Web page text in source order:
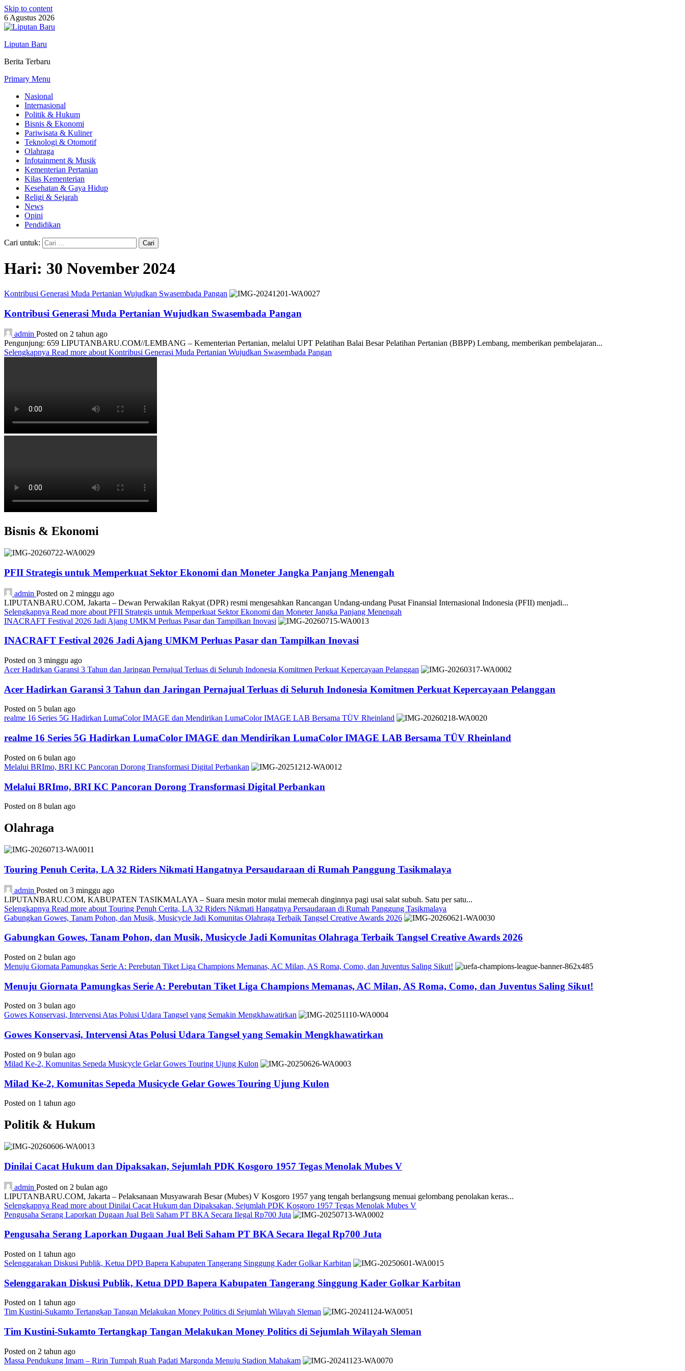
Skip to content
6 Agustus 2026
Liputan Baru
Berita Terbaru
Primary Menu
Nasional
Internasional
Politik & Hukum
Bisnis & Ekonomi
Pariwisata & Kuliner
Teknologi & Otomotif
Olahraga
Infotainment & Musik
Kementerian Pertanian
Kilas Kementerian
Kesehatan & Gaya Hidup
Religi & Sejarah
News
Opini
Pendidikan
Cari untuk:
Hari: 30 November 2024
Kontribusi Generasi Muda Pertanian Wujudkan Swasembada Pangan
Kontribusi Generasi Muda Pertanian Wujudkan Swasembada Pangan
admin Posted on 2 tahun ago
Pengunjung: 659 LIPUTANBARU.COM//LEMBANG – Kementerian Pertanian, melalui UPT Pelatihan Balai Besar Pelatihan Pertanian (BBPP) Lembang, memberikan pembelajaran...
Selengkapnya Read more about Kontribusi Generasi Muda Pertanian Wujudkan Swasembada Pangan
Bisnis & Ekonomi
PFII Strategis untuk Memperkuat Sektor Ekonomi dan Moneter Jangka Panjang Menengah
admin Posted on 2 minggu ago
LIPUTANBARU.COM, Jakarta – Dewan Perwakilan Rakyat (DPR) resmi mengesahkan Rancangan Undang-undang Pusat Finansial Internasional Indonesia (PFII) menjadi...
Selengkapnya Read more about PFII Strategis untuk Memperkuat Sektor Ekonomi dan Moneter Jangka Panjang Menengah
INACRAFT Festival 2026 Jadi Ajang UMKM Perluas Pasar dan Tampilkan Inovasi
INACRAFT Festival 2026 Jadi Ajang UMKM Perluas Pasar dan Tampilkan Inovasi
Posted on 3 minggu ago
Acer Hadirkan Garansi 3 Tahun dan Jaringan Pernajual Terluas di Seluruh Indonesia Komitmen Perkuat Kepercayaan Pelanggan
Acer Hadirkan Garansi 3 Tahun dan Jaringan Pernajual Terluas di Seluruh Indonesia Komitmen Perkuat Kepercayaan Pelanggan
Posted on 5 bulan ago
realme 16 Series 5G Hadirkan LumaColor IMAGE dan Mendirikan LumaColor IMAGE LAB Bersama TÜV Rheinland
realme 16 Series 5G Hadirkan LumaColor IMAGE dan Mendirikan LumaColor IMAGE LAB Bersama TÜV Rheinland
Posted on 6 bulan ago
Melalui BRImo, BRI KC Pancoran Dorong Transformasi Digital Perbankan
Melalui BRImo, BRI KC Pancoran Dorong Transformasi Digital Perbankan
Posted on 8 bulan ago
Olahraga
Touring Penuh Cerita, LA 32 Riders Nikmati Hangatnya Persaudaraan di Rumah Panggung Tasikmalaya
admin Posted on 3 minggu ago
LIPUTANBARU.COM, KABUPATEN TASIKMALAYA – Suara mesin motor mulai memecah dinginnya pagi usai salat subuh. Satu per satu...
Selengkapnya Read more about Touring Penuh Cerita, LA 32 Riders Nikmati Hangatnya Persaudaraan di Rumah Panggung Tasikmalaya
Gabungkan Gowes, Tanam Pohon, dan Musik, Musicycle Jadi Komunitas Olahraga Terbaik Tangsel Creative Awards 2026
Gabungkan Gowes, Tanam Pohon, dan Musik, Musicycle Jadi Komunitas Olahraga Terbaik Tangsel Creative Awards 2026
Posted on 2 bulan ago
Menuju Giornata Pamungkas Serie A: Perebutan Tiket Liga Champions Memanas, AC Milan, AS Roma, Como, dan Juventus Saling Sikut!
Menuju Giornata Pamungkas Serie A: Perebutan Tiket Liga Champions Memanas, AC Milan, AS Roma, Como, dan Juventus Saling Sikut!
Posted on 3 bulan ago
Gowes Konservasi, Intervensi Atas Polusi Udara Tangsel yang Semakin Mengkhawatirkan
Gowes Konservasi, Intervensi Atas Polusi Udara Tangsel yang Semakin Mengkhawatirkan
Posted on 9 bulan ago
Milad Ke-2, Komunitas Sepeda Musicycle Gelar Gowes Touring Ujung Kulon
Milad Ke-2, Komunitas Sepeda Musicycle Gelar Gowes Touring Ujung Kulon
Posted on 1 tahun ago
Politik & Hukum
Dinilai Cacat Hukum dan Dipaksakan, Sejumlah PDK Kosgoro 1957 Tegas Menolak Mubes V
admin Posted on 2 bulan ago
LIPUTANBARU.COM, Jakarta – Pelaksanaan Musyawarah Besar (Mubes) V Kosgoro 1957 yang tengah berlangsung menuai gelombang penolakan keras...
Selengkapnya Read more about Dinilai Cacat Hukum dan Dipaksakan, Sejumlah PDK Kosgoro 1957 Tegas Menolak Mubes V
Pengusaha Serang Laporkan Dugaan Jual Beli Saham PT BKA Secara Ilegal Rp700 Juta
Pengusaha Serang Laporkan Dugaan Jual Beli Saham PT BKA Secara Ilegal Rp700 Juta
Posted on 1 tahun ago
Selenggarakan Diskusi Publik, Ketua DPD Bapera Kabupaten Tangerang Singgung Kader Golkar Karbitan
Selenggarakan Diskusi Publik, Ketua DPD Bapera Kabupaten Tangerang Singgung Kader Golkar Karbitan
Posted on 1 tahun ago
Tim Kustini-Sukamto Tertangkap Tangan Melakukan Money Politics di Sejumlah Wilayah Sleman
Tim Kustini-Sukamto Tertangkap Tangan Melakukan Money Politics di Sejumlah Wilayah Sleman
Posted on 2 tahun ago
Massa Pendukung Imam – Ririn Tumpah Ruah Padati Margonda Menuju Stadion Mahakam